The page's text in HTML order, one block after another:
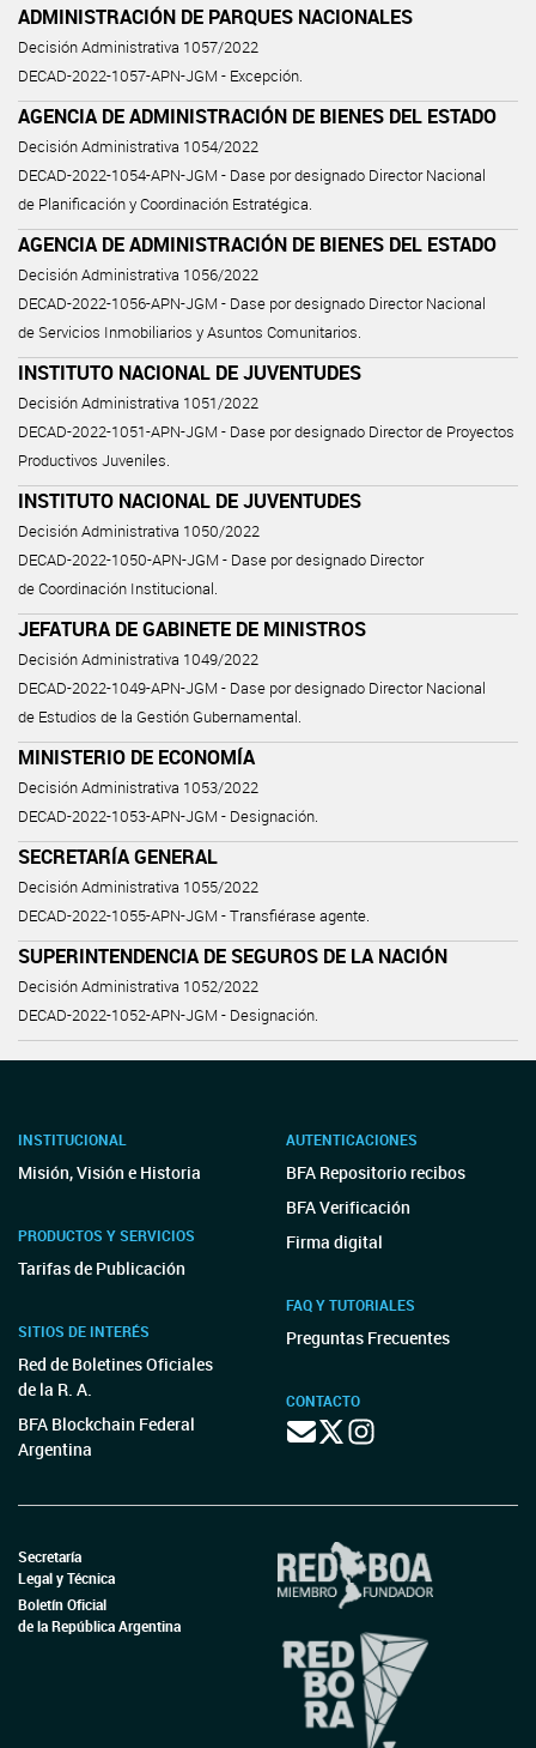
ADMINISTRACIÓN DE PARQUES NACIONALES
Decisión Administrativa 1057/2022
DECAD-2022-1057-APN-JGM - Excepción.
AGENCIA DE ADMINISTRACIÓN DE BIENES DEL ESTADO
Decisión Administrativa 1054/2022
DECAD-2022-1054-APN-JGM - Dase por designado Director Nacional
de Planificación y Coordinación Estratégica.
AGENCIA DE ADMINISTRACIÓN DE BIENES DEL ESTADO
Decisión Administrativa 1056/2022
DECAD-2022-1056-APN-JGM - Dase por designado Director Nacional
de Servicios Inmobiliarios y Asuntos Comunitarios.
INSTITUTO NACIONAL DE JUVENTUDES
Decisión Administrativa 1051/2022
DECAD-2022-1051-APN-JGM - Dase por designado Director de Proyectos
Productivos Juveniles.
INSTITUTO NACIONAL DE JUVENTUDES
Decisión Administrativa 1050/2022
DECAD-2022-1050-APN-JGM - Dase por designado Director
de Coordinación Institucional.
JEFATURA DE GABINETE DE MINISTROS
Decisión Administrativa 1049/2022
DECAD-2022-1049-APN-JGM - Dase por designado Director Nacional
de Estudios de la Gestión Gubernamental.
MINISTERIO DE ECONOMÍA
Decisión Administrativa 1053/2022
DECAD-2022-1053-APN-JGM - Designación.
SECRETARÍA GENERAL
Decisión Administrativa 1055/2022
DECAD-2022-1055-APN-JGM - Transfiérase agente.
SUPERINTENDENCIA DE SEGUROS DE LA NACIÓN
Decisión Administrativa 1052/2022
DECAD-2022-1052-APN-JGM - Designación.
INSTITUCIONAL
Misión, Visión e Historia
PRODUCTOS Y SERVICIOS
Tarifas de Publicación
SITIOS DE INTERÉS
Red de Boletines Oficiales
de la R. A.
BFA Blockchain Federal
Argentina
AUTENTICACIONES
BFA Repositorio recibos
BFA Verificación
Firma digital
FAQ Y TUTORIALES
Preguntas Frecuentes
CONTACTO
Secretaría
Legal y Técnica
Boletín Oficial
de la República Argentina